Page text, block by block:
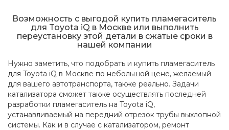
Возможность с выгодой купить пламегаситель
для Toyota iQ в Москве или выполнить
переустановку этой детали в сжатые сроки в
нашей компании
Нужно заметить, что подобрать и купить пламегаситель
для Toyota iQ в Москве по небольшой цене, желаемый
для вашего автотранспорта, также реально. Задачи
катализатора сможет также осуществлять последней
разработки пламегаситель на Toyota iQ,
устанавливаемый на передний отрезок трубы выхлопной
системы. Как и в случае с катализатором, ремонт